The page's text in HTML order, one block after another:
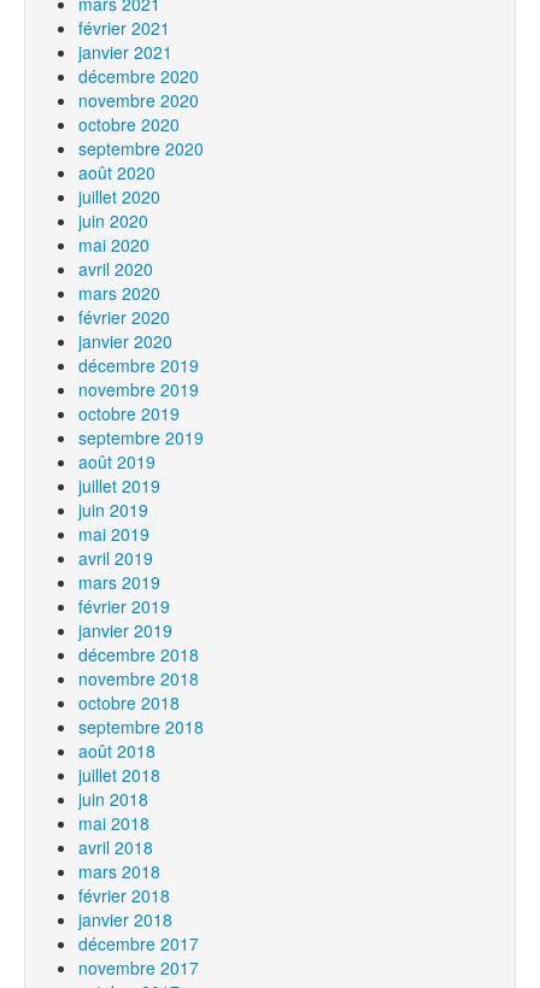
février 2021
janvier 2021
décembre 2020
novembre 2020
octobre 2020
septembre 2020
août 2020
juillet 2020
juin 2020
mai 2020
avril 2020
mars 2020
février 2020
janvier 2020
décembre 2019
novembre 2019
octobre 2019
septembre 2019
août 2019
juillet 2019
juin 2019
mai 2019
avril 2019
mars 2019
février 2019
janvier 2019
décembre 2018
novembre 2018
octobre 2018
septembre 2018
août 2018
juillet 2018
juin 2018
mai 2018
avril 2018
mars 2018
février 2018
janvier 2018
décembre 2017
novembre 2017